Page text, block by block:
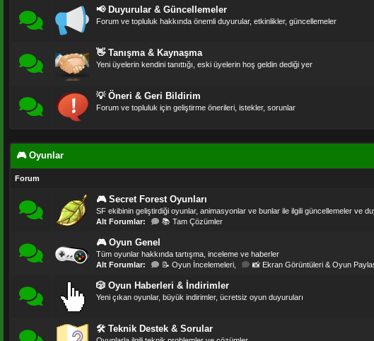
📢 Duyurular & Güncellemeler
Forum ve topluluk hakkında önemli duyurular, etkinlikler, güncellemeler
👋 Tanışma & Kaynaşma
Yeni üyelerin kendini tanıttığı, eski üyelerin hoş geldin dediği yer
💡 Öneri & Geri Bildirim
Forum ve topluluk için geliştirme önerileri, istekler, sorunlar
🎮 Oyunlar
Forum
🎮 Secret Forest Oyunları
SF ekibinin geliştirdiği oyunlar, animasyonlar ve bunlar ile ilgili güncellemeler ve
Alt Forumlar:
📚 Tam Çözümler
🎮 Oyun Genel
Tüm oyunlar hakkında tartışma, inceleme ve haberler
Alt Forumlar:
📝 Oyun İncelemeleri 📸 Ekran Görüntüleri & Oyun
🎲 Oyun Haberleri & İndirimler
Yeni çıkan oyunlar, büyük indirimler, ücretsiz oyun duyuruları
🛠 Teknik Destek & Sorular